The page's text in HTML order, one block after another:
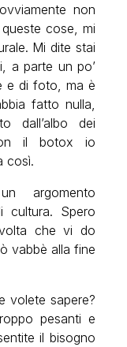
non
cose, mi
Mi dite stai
a parte un po’
e di foto, ma è
fatto nulla,
dall’albo dei
il botox io
così.
argomento
cultura. Spero
che vi do
vabbè alla fine
volete sapere?
pesanti e
il bisogno